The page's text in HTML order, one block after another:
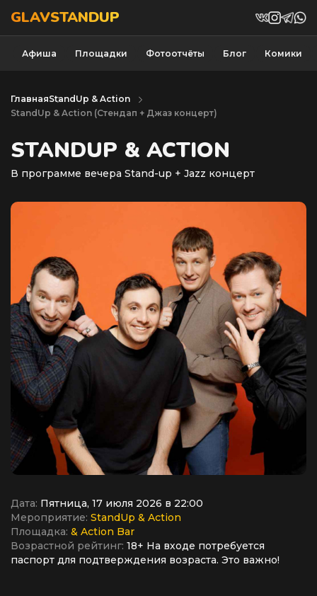
GLAVSTANDUP
Афиша Площадки Фотоотчёты Блог Комики
ГлавнаяStandUp & Action
StandUp & Action (Cтендап + Джаз концерт)
STANDUP & ACTION
В программе вечера Stand-up + Jazz концерт
Дата: Пятница, 17 июля 2026 в 22:00
Мероприятие: StandUp & Action
Площадка: & Action Bar
Возрастной рейтинг: 18+ На входе потребуется
паспорт для подтверждения возраста. Это важно!